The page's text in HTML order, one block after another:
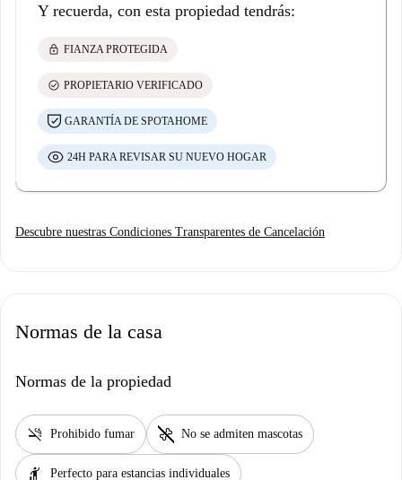
Y recuerda, con esta propiedad tendrás:
lock FIANZA PROTEGIDA
check_circle PROPIETARIO VERIFICADO
GARANTÍA DE SPOTAHOME
24H PARA REVISAR SU NUEVO HOGAR
Descubre nuestras Condiciones Transparentes de Cancelación
Normas de la casa
Normas de la propiedad
smoke_free Prohibido fumar pet_supplies No se admiten mascotas
hail Perfecto para estancias individuales